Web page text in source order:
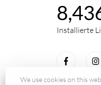
Installierte
We use cookies on this